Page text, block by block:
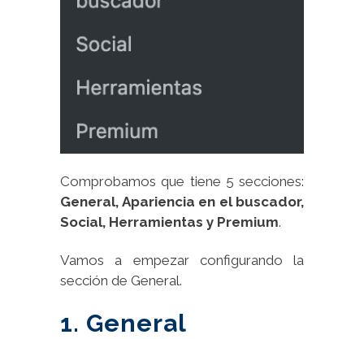
Comprobamos que tiene 5 secciones:
General, Apariencia en el buscador,
Social, Herramientas y Premium.
Vamos a empezar configurando la
sección de General.
1. General